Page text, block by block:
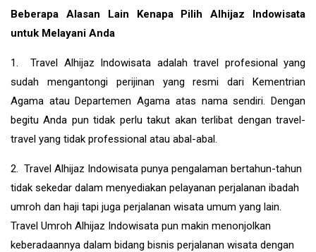
Beberapa Alasan Lain Kenapa Pilih Alhijaz Indowisata
untuk Melayani Anda
1. Travel Alhijaz Indowisata adalah travel profesional yang
sudah mengantongi perijinan yang resmi dari Kementrian
Agama atau Departemen Agama atas nama sendiri. Dengan
begitu Anda pun tidak perlu takut akan terlibat dengan travel-
travel yang tidak professional atau abal-abal.
2. Travel Alhijaz Indowisata punya pengalaman bertahun-tahun
tidak sekedar dalam menyediakan pelayanan perjalanan ibadah
umroh dan haji tapi juga perjalanan wisata umum yang lain.
Travel Umroh Alhijaz Indowisata pun makin menonjolkan
keberadaannya dalam bidang bisnis perjalanan wisata dengan